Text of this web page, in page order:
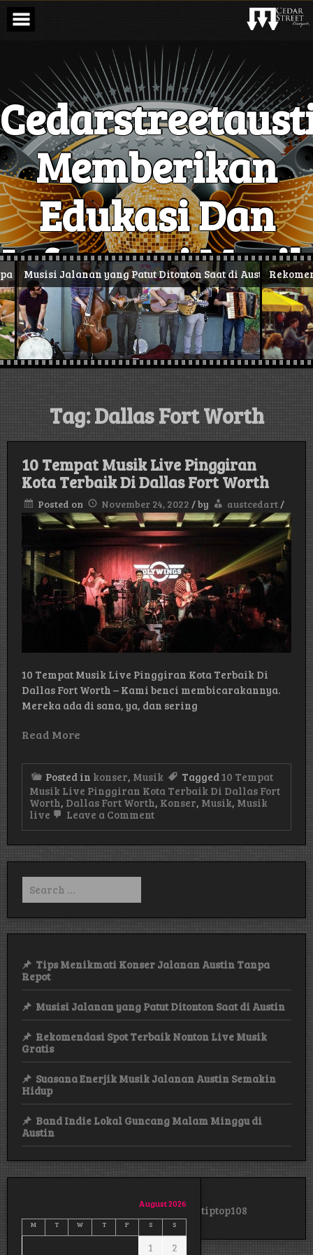
Skip
content
Memberikan
Edukasi Dan
Informasi Musik
live di jalan
austin , Texas,
USA
Musisi Jalanan yang Patut Ditonton Saat di Austin
Tag:Dallas Fort Worth
10 Tempat Musik Live Pinggiran
Kota Terbaik Di Dallas Fort Worth
Posted on November 24, 2022 /by austcedart/
10 Tempat Musik Live Pinggiran Kota Terbaik Di
Dallas Fort Worth – Kami benci membicarakannya.
Mereka ada di sana, ya, dan sering
Read More
Posted in konser, Musik Tagged 10 Tempat
Musik Live Pinggiran Kota Terbaik Di Dallas Fort
Worth, Dallas Fort Worth, Konser, Musik, Musik
live
Leave a Commenton
Musik
Live
Dallas
Fort
Search
for:
Tips Menikmati Konser Jalanan Austin Tanpa
Repot
Musisi Jalanan yang Patut Ditonton Saat di Austin
Rekomendasi Spot Terbaik Nonton Live Musik
Gratis
Suasana Enerjik Musik Jalanan Austin Semakin
Hidup
Band Indie Lokal Guncang Malam Minggu di
Austin
August 2026
M T W T F S S
1 2
tiptop108